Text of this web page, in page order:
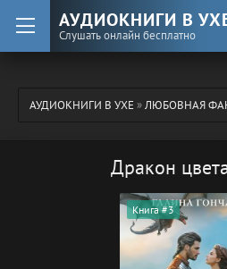
АУДИОКНИГИ В
Слушать онлайн бесплатно
АУДИОКНИГИ В УХЕ»ЛЮБОВНАЯ
Дракон
Книга #3